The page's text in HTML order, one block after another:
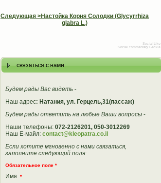
Следующая >Настойка Корня Солодки (Glycyrrhiza
glabra L.)
Social Like
Social commentary Cackle
связаться с нами
Будем рады Вас видеть -
Наш адрес: Натания, ул. Герцель,31(пассаж)
Будем рады ответить на любые Ваши вопросы -
Наши телефоны: 072-2126201, 050-3012269
Наш Е-майл: contact@kleopatra.co.il
Если хотите мгновенно с нами связаться,
заполните следующий поля:
Обязательное поле *
Имя *